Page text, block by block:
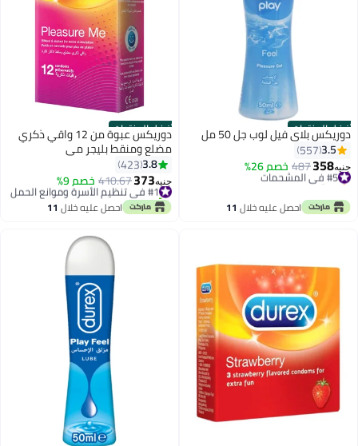
أفضل المنتجات
دوريكس بلاي فيل لوب جل 50 مل
3.5
557
جنيه358
487 خصم 26% #5 في المشحمات
بتخلّص بسرعة
احصل عليه خلال 11
أفضل المنتجات دوريكس عبوة من 12 واقي ذكري
مضلع ومنقط بليجر مي
3.8
423
جنيه373
410.67خصم 9% #1 في تنظيم الأسرة وموانع الحمل
تم بيع +150 مؤخرًا
#1 في تنظيم الأسرة وموانع الحمل احصل عليه خلال 11